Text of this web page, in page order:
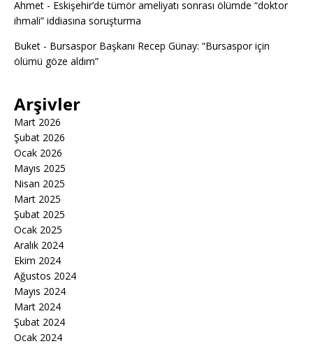
Ahmet - Eskişehir’de tümör ameliyatı sonrası ölümde “doktor
ihmali” iddiasına soruşturma
Buket - Bursaspor Başkanı Recep Günay: “Bursaspor için
ölümü göze aldım”
Arşivler
Mart 2026
Şubat 2026
Ocak 2026
Mayıs 2025
Nisan 2025
Mart 2025
Şubat 2025
Ocak 2025
Aralık 2024
Ekim 2024
Ağustos 2024
Mayıs 2024
Mart 2024
Şubat 2024
Ocak 2024